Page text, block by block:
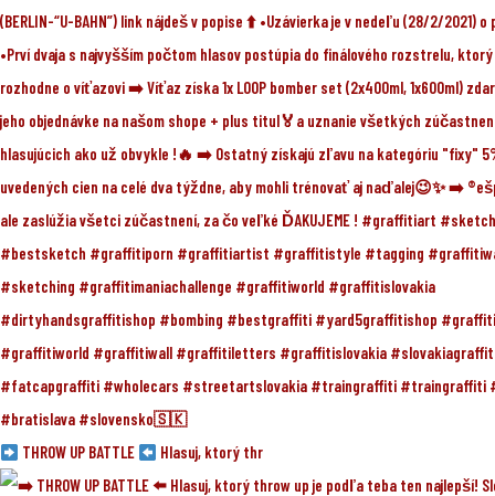
THROW UP BATTLE Hlasuj, ktorý thr